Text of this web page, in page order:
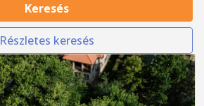
Keresés
Részletes keresés